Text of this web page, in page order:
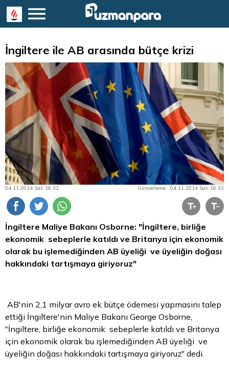
İngiltere ile AB arasında bütçe krizi
04.11.2014 Salı 16:32 Güncelleme : 04.11.2014 Salı 16:32
İngiltere Maliye Bakanı Osborne: "İngiltere, birliğe
ekonomik sebeplerle katıldı ve Britanya için ekonomik
olarak bu işlemediğinden AB üyeliği ve üyeliğin doğası
hakkındaki tartışmaya giriyoruz"
AB'nin 2,1 milyar avro ek bütçe ödemesi yapmasını talep
ettiği İngiltere'nin Maliye Bakanı George Osborne,
"İngiltere, birliğe ekonomik sebeplerle katıldı ve Britanya
için ekonomik olarak bu işlemediğinden AB üyeliği ve
üyeliğin doğası hakkındaki tartışmaya giriyoruz" dedi.